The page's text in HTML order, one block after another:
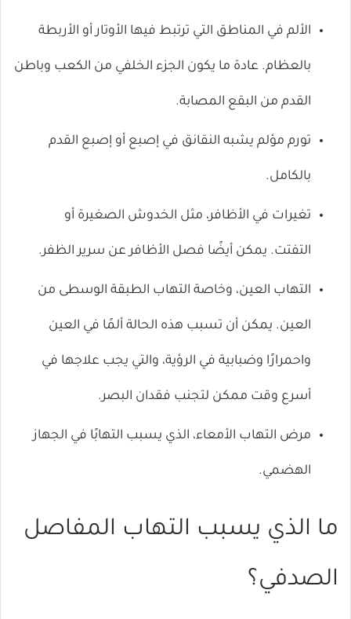
الألم في المناطق التي ترتبط فيها الأوتار أو الأربطة
بالعظام. عادة ما يكون الجزء الخلفي من الكعب وباطن
القدم من البقع المصابة.
تورم مؤلم يشبه النقانق في إصبع أو إصبع القدم
بالكامل.
تغيرات في الأظافر، مثل الخدوش الصغيرة أو
التفتت. يمكن أيضًا فصل الأظافر عن سرير الظفر.
التهاب العين، وخاصة التهاب الطبقة الوسطى من
العين. يمكن أن تسبب هذه الحالة ألمًا في العين
واحمرارًا وضبابية في الرؤية، والتي يجب علاجها في
أسرع وقت ممكن لتجنب فقدان البصر.
مرض التهاب الأمعاء، الذي يسبب التهابًا في الجهاز
الهضمي.
ما الذي يسبب التهاب المفاصل
الصدفي؟